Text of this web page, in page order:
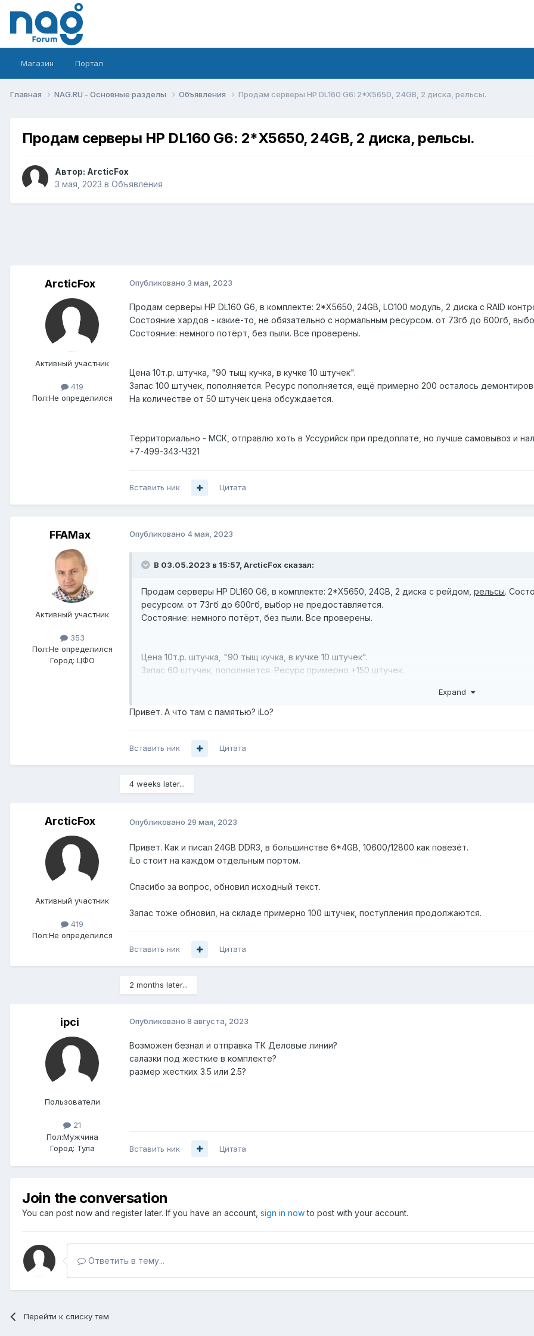
Магазин Портал
Главная NAG.RU - Основные разделы Объявления Продам серверы HP DL160 G6: 2*X5650, 24GB, 2 диска, рельсы.
Продам серверы HP DL160 G6: 2*X5650, 24GB, 2 диска, рельсы.
Автор: ArcticFox
3 мая, 2023 в Объявления
ArcticFox
Активный участник
419
Пол:Не определился
Опубликовано 3 мая, 2023
Продам серверы HP DL160 G6, в комплекте: 2*X5650, 24GB, LO100 модуль, 2 диска с RAID
Состояние хардов - какие-то, не обязательно с нормальным ресурсом. от 73гб до 600гб,
Состояние: немного потёрт, без пыли. Все проверены.
Цена 10т.р. штучка, "90 тыщ кучка, в кучке 10 штучек".
Запас 100 штучек, пополняется. Ресурс пополняется, ещё примерно 200 осталось
На количестве от 50 штучек цена обсуждается.
Территориально - МСК, отправлю хоть в Уссурийск при предоплате, но лучше самовывоз и
+7-499-З43-Ч321
Вставить ник Цитата
FFAMax
Активный участник
353
Пол:Не определился
Город: ЦФО
Опубликовано 4 мая, 2023
В 03.05.2023 в 15:57, ArcticFox сказал:
Продам серверы HP DL160 G6, в комплекте: 2*X5650, 24GB, 2 диска с рейдом, рельсы.
ресурсом. от 73гб до 600гб, выбор не предоставляется.
Состояние: немного потёрт, без пыли. Все проверены.
Цена 10т.р. штучка, "90 тыщ кучка, в кучке 10 штучек".
Запас 60 штучек, пополняется. Ресурс примерно +150 штучек.
Expand
Привет. А что там с памятью? iLo?
Вставить ник Цитата
4 weeks later...
ArcticFox
Активный участник
419
Пол:Не определился
Опубликовано 29 мая, 2023
Привет. Как и писал 24GB DDR3, в большинстве 6*4GB, 10600/12800 как повезёт.
iLo стоит на каждом отдельным портом.
Спасибо за вопрос, обновил исходный текст.
Запас тоже обновил, на складе примерно 100 штучек, поступления продолжаются.
Вставить ник Цитата
2 months later...
ipci
Пользователи
21
Пол:Мужчина
Город: Тула
Опубликовано 8 августа, 2023
Возможен безнал и отправка ТК Деловые линии?
салазки под жесткие в комплекте?
размер жестких 3.5 или 2.5?
Вставить ник Цитата
Join the conversation
You can post now and register later. If you have an account, sign in nowto post with your account.
Ответить в тему...
Перейти к списку тем